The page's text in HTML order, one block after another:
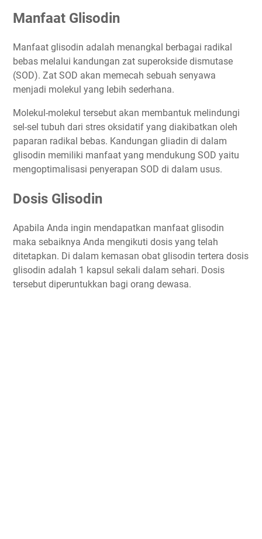
Manfaat Glisodin
Manfaat glisodin adalah menangkal berbagai radikal
bebas melalui kandungan zat superokside dismutase
(SOD). Zat SOD akan memecah sebuah senyawa
menjadi molekul yang lebih sederhana.
Molekul-molekul tersebut akan membantuk melindungi
sel-sel tubuh dari stres oksidatif yang diakibatkan oleh
paparan radikal bebas. Kandungan gliadin di dalam
glisodin memiliki manfaat yang mendukung SOD yaitu
mengoptimalisasi penyerapan SOD di dalam usus.
Dosis Glisodin
Apabila Anda ingin mendapatkan manfaat glisodin
maka sebaiknya Anda mengikuti dosis yang telah
ditetapkan. Di dalam kemasan obat glisodin tertera dosis
glisodin adalah 1 kapsul sekali dalam sehari. Dosis
tersebut diperuntukkan bagi orang dewasa.